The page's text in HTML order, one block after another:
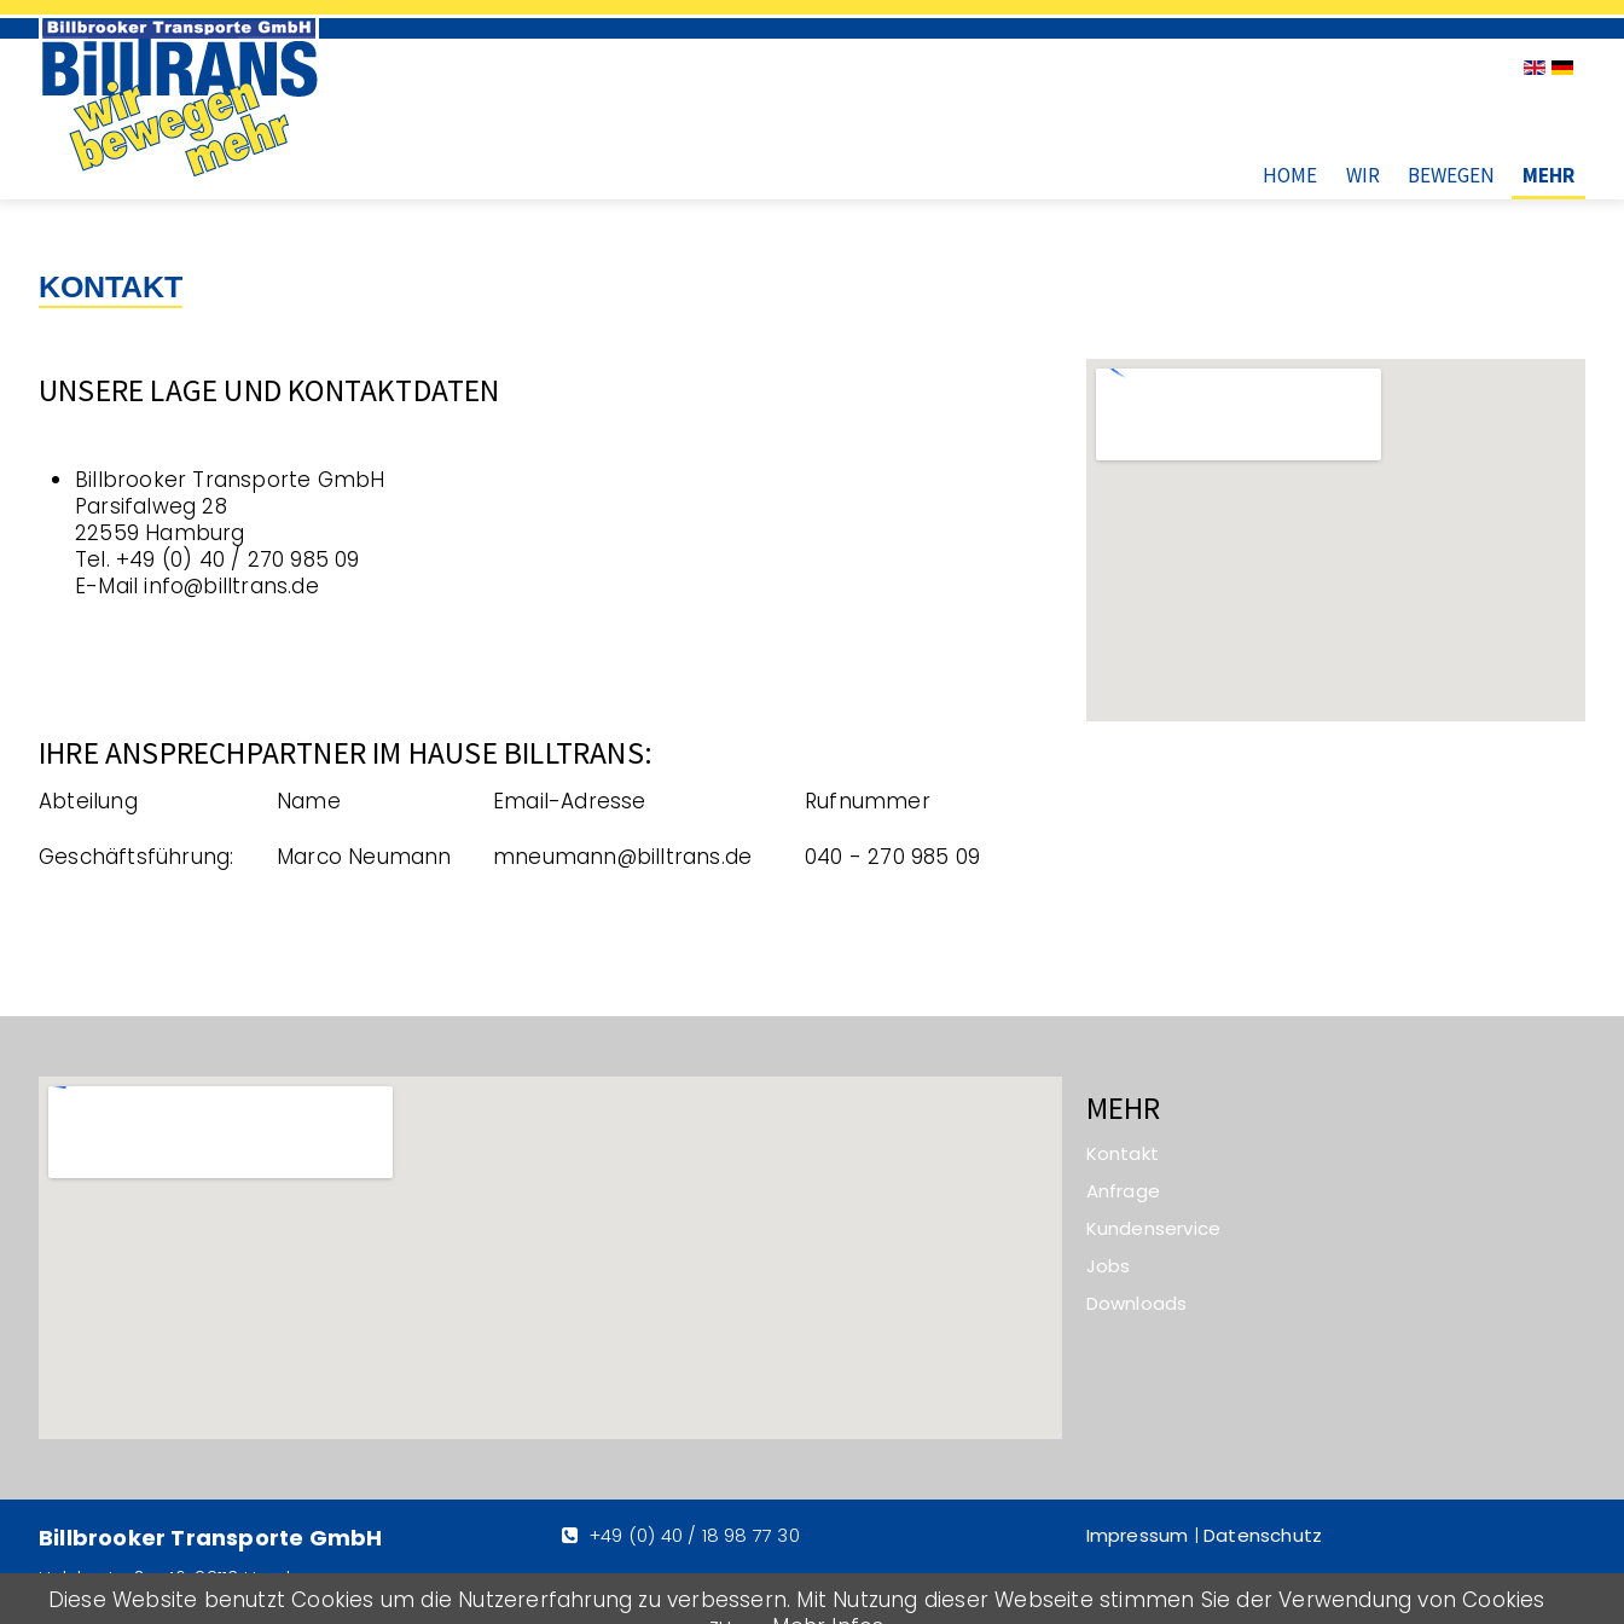
Navigation
HOME WIR BEWEGEN MEHR
KONTAKT
UNSERE LAGE UND KONTAKTDATEN
Billbrooker Transporte GmbH
Parsifalweg 28
22559 Hamburg
Tel. +49 (0) 40 / 270 985 09
E-Mail info@billtrans.de
IHRE ANSPRECHPARTNER IM HAUSE BILLTRANS:
Abteilung Name Email-Adresse
Rufnummer
Geschäftsführung:
Marco Neumann mneumann@billtrans.de 040 - 270 985 09
MEHR
Kontakt
Anfrage
Kundenservice
Jobs
Downloads
Billbrooker Transporte GmbH
Halskestraße 46, 22113 Hamburg
+49 (0) 40 / 18 98 77 30
info@billtrans.de
Impressum |Datenschutz
Diese Website benutzt Cookies um die Nutzererfahrung zu verbessern. Mit Nutzung dieser Webseite stimmen Sie der Verwendung von Cookies